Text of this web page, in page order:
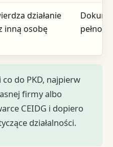
działanie
inną osobę
do PKD, najpierw
firmy albo
CEIDG i dopiero
działalności.